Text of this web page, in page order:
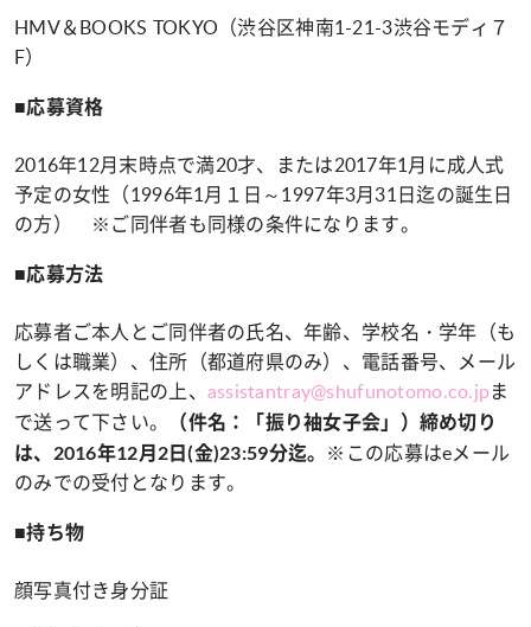
HMV＆BOOKS TOKYO（渋谷区神南1-21-3渋谷モディ７
F）
■応募資格
2016年12月末時点で満20才、または2017年1月に成人式
予定の女性（1996年1月１日～1997年3月31日迄の誕生日
の方） ※ご同伴者も同様の条件になります。
■応募方法
応募者ご本人とご同伴者の氏名、年齢、学校名・学年（も
しくは職業）、住所（都道府県のみ）、電話番号、メール
アドレスを明記の上、 assistantray@shufunotomo.co.jpま
で送って下さい。
（件名：「振り袖女子会」）締め切り
は、2016年12月2日(金)23:59分迄。 ※この応募はeメール
のみでの受付となります。
■持ち物
顔写真付き身分証